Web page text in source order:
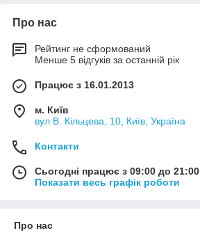
Про нас
Рейтинг не сформований
Менше 5 відгуків за останній рік
Працює з 16.01.2013
м. Київ
вул В. Кільцева, 10, Київ, Україна
Контакти
Сьогодні працює з 09:00 до 21:00
Показати весь графік роботи
Про нас